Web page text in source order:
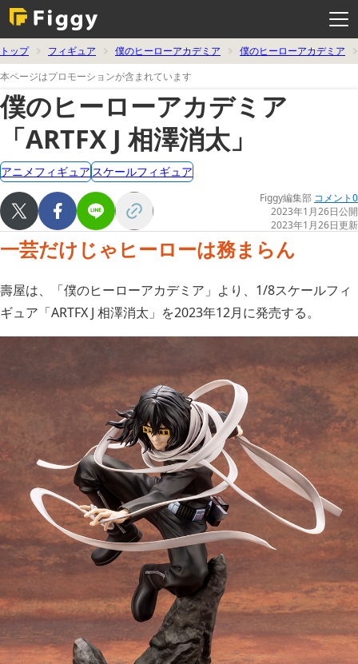
ー
を
開
く
トップ フィギュア 僕のヒーローアカデミア
僕のヒーローアカデミア
本ページはプロモーションが含まれています
僕のヒーローアカデミア
「ARTFX J 相澤消太」
アニメフィギュア スケールフィギュア
Figgy編集部 コメント0
2023年1月26日公開
2023年1月26日更新
一芸だけじゃヒーローは務まらん
壽屋は、「僕のヒーローアカデミア」より、1/8スケールフィ
ギュア「ARTFX J 相澤消太」を2023年12月に発売する。